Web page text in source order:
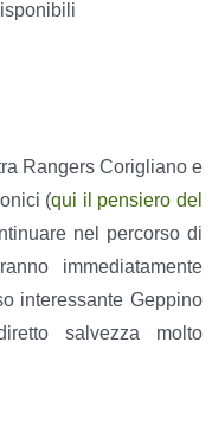
Rangers Corigliano e
(qui il pensiero del
nel percorso di
immediatamente
interessante Geppino
salvezza molto